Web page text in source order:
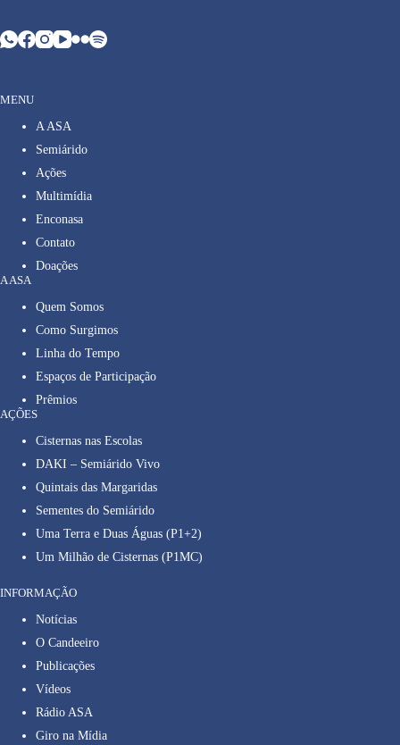
MENU
A ASA
Semiárido
Ações
Multimídia
Enconasa
Contato
Doações
A ASA
Quem Somos
Como Surgimos
Linha do Tempo
Espaços de Participação
Prêmios
AÇÕES
Cisternas nas Escolas
DAKI – Semiárido Vivo
Quintais das Margaridas
Sementes do Semiárido
Uma Terra e Duas Águas (P1+2)
Um Milhão de Cisternas (P1MC)
INFORMAÇÃO
Notícias
O Candeeiro
Publicações
Vídeos
Rádio ASA
Giro na Mídia